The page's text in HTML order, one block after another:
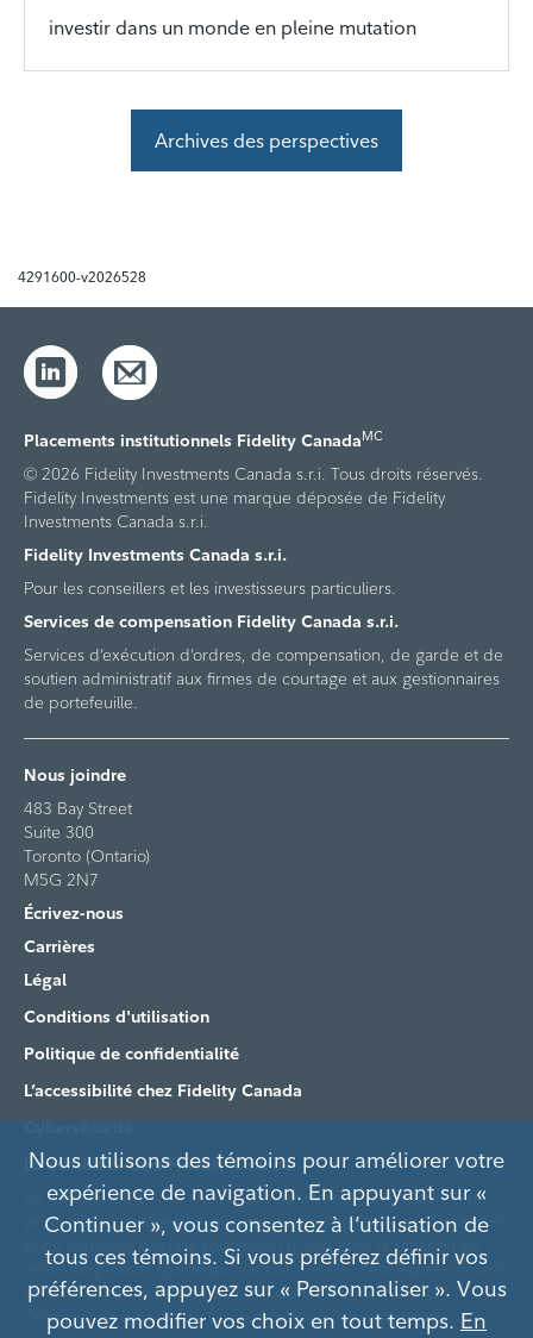
investir dans un monde en pleine mutation
Archives des perspectives
4291600-v2026528
Placements institutionnels Fidelity CanadaMC
© 2026 Fidelity Investments Canada s.r.i. Tous droits réservés.
Fidelity Investments est une marque déposée de Fidelity
Investments Canada s.r.i.
Fidelity Investments Canada s.r.i.
Pour les conseillers et les investisseurs particuliers.
Services de compensation Fidelity Canada s.r.i.
Services d’exécution d’ordres, de compensation, de garde et de
soutien administratif aux firmes de courtage et aux gestionnaires
de portefeuille.
Nous joindre
483 Bay Street
Suite 300
Toronto (Ontario)
M5G 2N7
Écrivez-nous
Carrières
Légal
Conditions d'utilisation
Politique de confidentialité
L’accessibilité chez Fidelity Canada
Cybersécurité
La durabilité chez Fidelity Canada
Le contenu de ce site n’est fourni qu'à titre d'information. Il ne
procure aucun conseil ni aucune recommandation de placement
et ne constitue pas une sollicitation ni une offre d'achat ou de
vente de produit, quelle qu'elle soit. Ce site a été expressément
conçu pour les investisseurs institutionnels au Canada et
l'information qui y figure ne s'adresse qu'à ces derniers.
Nous utilisons des témoins pour améliorer votre
expérience de navigation. En appuyant sur «
Continuer », vous consentez à l’utilisation de
tous ces témoins. Si vous préférez définir vos
préférences, appuyez sur « Personnaliser ». Vous
pouvez modifier vos choix en tout temps. En